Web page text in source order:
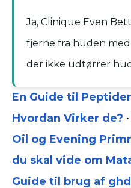
Ja, Clinique Even
fjerne fra huden
der ikke udtørrer
En Guide til
Hvordan Virker de? •
Oil og Evening
du skal vide om
Guide til brug af